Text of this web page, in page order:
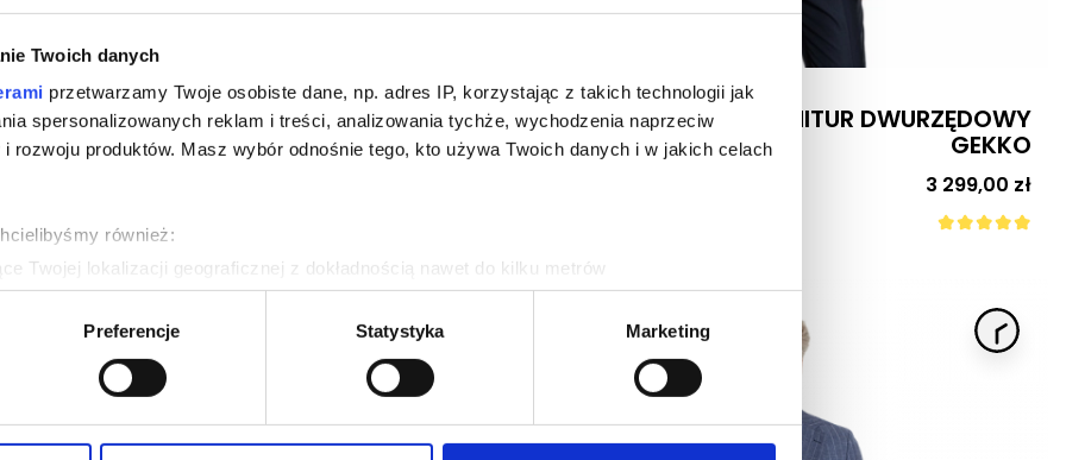
Twoich danych
przetwarzamy Twoje osobiste dane, np. adres IP, korzystając z takich technologii jak
spersonalizowanych reklam i treści, analizowania tychże, wychodzenia naprzeciw
rozwoju produktów. Masz wybór odnośnie tego, kto używa Twoich danych i w jakich celach
również:
Twojej lokalizacji geograficznej z dokładnością nawet do kilku metrów
aktywnie analizując charakteryzującego je zbiory danych (fingerprinting, czyli
tego, jak Twoje osobiste dane są przetwarzane oraz ustaw własne preferencje wsekcji
cookie możesz zmienić lub wycofać swoją zgodę w dowolnej chwili.
spersonalizowania treści i reklam, aby oferować funkcje społecznościowe i analizować
Preferencje Statystyka Marketing
GRANATOWY GARNITUR DWURZĘDOWY
GEKKO
Cena
3 299,00 zł